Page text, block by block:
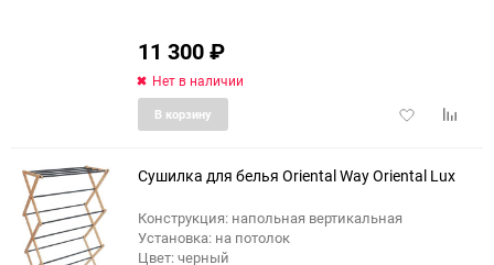
11 300₽
Нет в наличии
Добавить
В корзину
Сушилка для белья Oriental Way Oriental Lux
Конструкция: напольная вертикальная
Установка: на потолок
Цвет: черный